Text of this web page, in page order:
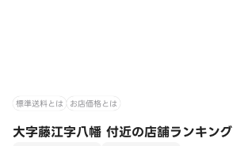
標準送料とは お店価格とは
大字藤江字八幡 付近の店舗ランキング